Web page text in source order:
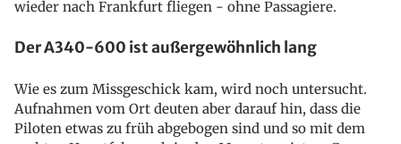
wieder nach Frankfurt fliegen - ohne Passagiere.
Der A340-600 ist außergewöhnlich lang
Wie es zum Missgeschick kam, wird noch untersucht.
Aufnahmen vom Ort deuten aber darauf hin, dass die
Piloten etwas zu früh abgebogen sind und so mit dem